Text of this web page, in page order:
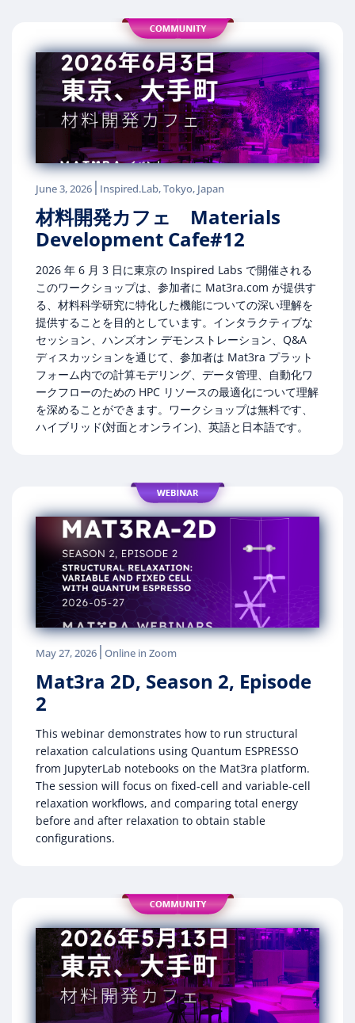
June 3, 2026 | Inspired.Lab, Tokyo, Japan
材料開発カフェ Materials
Development Cafe#12
2026 年 6 月 3 日に東京の Inspired Labs で開催される
このワークショップは、参加者に Mat3ra.com が提供す
る、材料科学研究に特化した機能についての深い理解を
提供することを目的としています。インタラクティブな
セッション、ハンズオン デモンストレーション、Q&A
ディスカッションを通じて、参加者は Mat3ra プラット
フォーム内での計算モデリング、データ管理、自動化ワ
ークフローのための HPC リソースの最適化について理解
を深めることができます。ワークショップは無料です、
ハイブリッド(対面とオンライン)、英語と日本語です。
May 27, 2026 | Online in Zoom
Mat3ra 2D, Season 2, Episode
2
This webinar demonstrates how to run structural
relaxation calculations using Quantum ESPRESSO
from JupyterLab notebooks on the Mat3ra platform.
The session will focus on fixed-cell and variable-cell
relaxation workflows, and comparing total energy
before and after relaxation to obtain stable
configurations.